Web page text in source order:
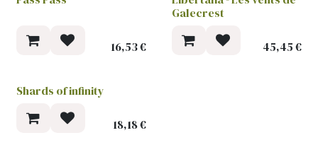
-30 %
16,53€
-30 %
Galecrest
45,45€
-30 %
Shards of infinity
18,18€